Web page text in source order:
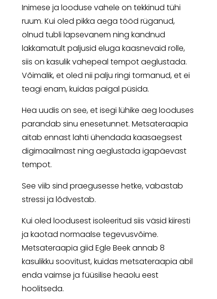
Inimese ja looduse vahele on tekkinud tühi
ruum. Kui oled pikka aega tööd rüganud,
olnud tubli lapsevanem ning kandnud
lakkamatult paljusid eluga kaasnevaid rolle,
siis on kasulik vahepeal tempot aeglustada.
Võimalik, et oled nii palju ringi tormanud, et ei
teagi enam, kuidas paigal püsida.
Hea uudis on see, et isegi lühike aeg looduses
parandab sinu enesetunnet. Metsateraapia
aitab ennast lahti ühendada kaasaegsest
digimaailmast ning aeglustada igapäevast
tempot.
See viib sind praegusesse hetke, vabastab
stressi ja lõdvestab.
Kui oled loodusest isoleeritud siis väsid kiiresti
ja kaotad normaalse tegevusvõime.
Metsateraapia giid Egle Beek annab 8
kasulikku soovitust, kuidas metsateraapia abil
enda vaimse ja füüsilise heaolu eest
hoolitseda.